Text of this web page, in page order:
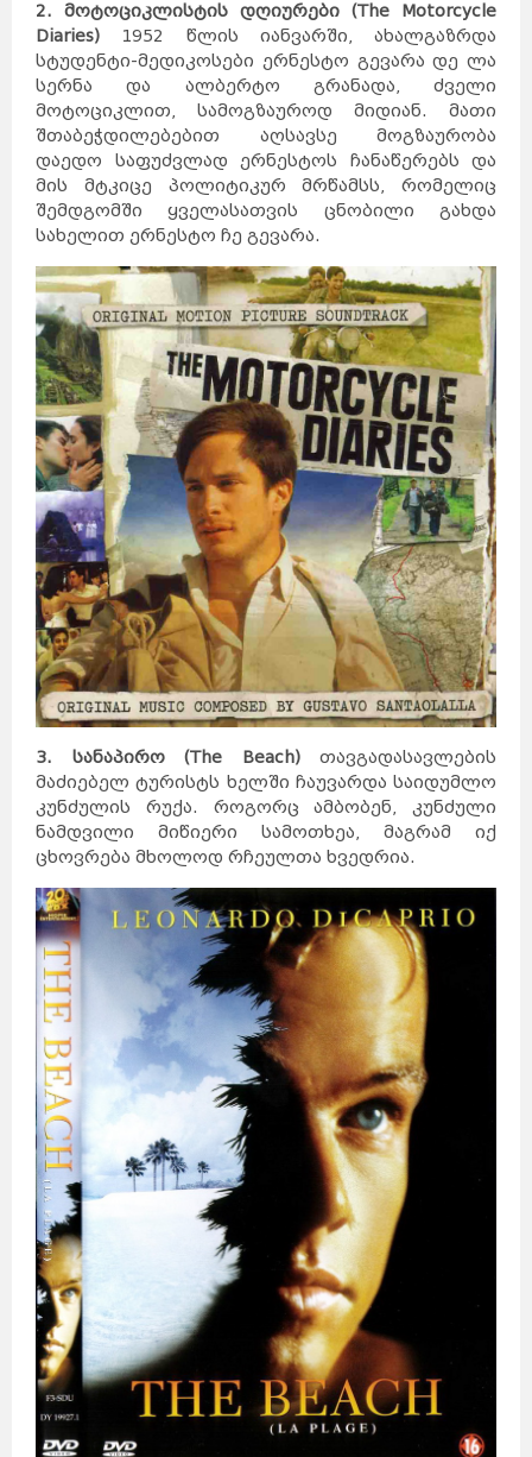
2. მოტოციკლისტის დღიურები (The Motorcycle
Diaries) 1952 წლის იანვარში, ახალგაზრდა
სტუდენტი-მედიკოსები ერნესტო გევარა დე ლა
სერნა და ალბერტო გრანადა, ძველი
მოტოციკლით, სამოგზაუროდ მიდიან. მათი
შთაბეჭდილებებით აღსავსე მოგზაურობა
დაედო საფუძვლად ერნესტოს ჩანაწერებს და
მის მტკიცე პოლიტიკურ მრწამსს, რომელიც
შემდგომში ყველასათვის ცნობილი გახდა
სახელით ერნესტო ჩე გევარა.
3. სანაპირო (The Beach)თავგადასავლების
მაძიებელ ტურისტს ხელში ჩაუვარდა საიდუმლო
კუნძულის რუქა. როგორც ამბობენ, კუნძული
ნამდვილი მიწიერი სამოთხეა, მაგრამ იქ
ცხოვრება მხოლოდ რჩეულთა ხვედრია.